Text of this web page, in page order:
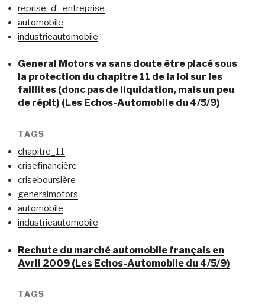
reprise_d’_entreprise
automobile
industrieautomobile
General Motors va sans doute être placé sous
la protection du chapitre 11 de la loi sur les
faillites (donc pas de liquidation, mais un peu
de répit) (Les Echos-Automobile du 4/5/9)
TAGS
chapitre_11
crisefinancière
criseboursière
generalmotors
automobile
industrieautomobile
Rechute du marché automobile français en
Avril 2009 (Les Echos-Automobile du 4/5/9)
TAGS